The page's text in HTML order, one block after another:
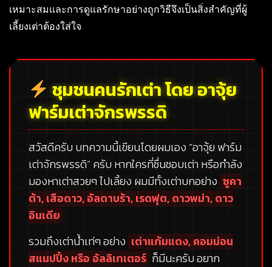
เหมาะสมและการดูแลรักษาอย่างถูกวิธีจึงเป็นสิ่งสำคัญที่ผู้
เลี้ยงเต่าต้องใส่ใจ
ชุมชนคนรักเต่า โดย อาจุ้ย
ฟาร์มเต่าจักรพรรดิ
สวัสดีครับ บทความนี้เขียนโดยผมเอง “อาจุ้ย ฟาร์ม
เต่าจักรพรรดิ”ครับ หากใครที่ชื่นชอบเต่า หรือกำลัง
มองหาเต่าสวยๆ ไปเลี้ยง ผมมีทั้งเต่าบกอย่าง ซูคา
ต้า, เสือดาว, อัลดาบร้า, เรดฟุต, ดาวพม่า, ดาว
อินเดีย
รวมถึงเต่าน้ำเท่ๆ อย่าง เต่าแก้มแดง, คอมม่อน
สแนปปิ้ง หรือ อัลลิเกเตอร์ ก็มีนะครับ อยาก